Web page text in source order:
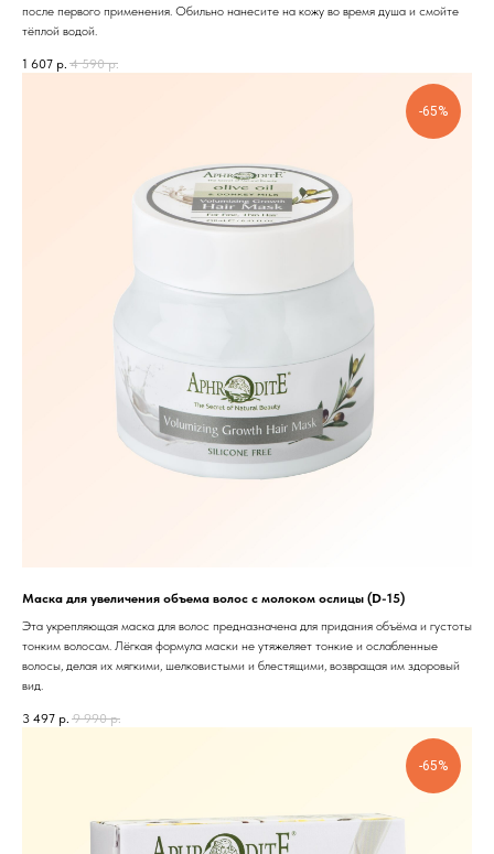
после первого применения. Обильно нанесите на кожу во время душа и смойте
тёплой водой.
1 607 р. 4 590 р.
-65%
Маска для увеличения объема волос с молоком ослицы (D-15)
Эта укрепляющая маска для волос предназначена для придания объёма и густоты
тонким волосам. Лёгкая формула маски не утяжеляет тонкие и ослабленные
волосы, делая их мягкими, шелковистыми и блестящими, возвращая им здоровый
вид.
3 497 р. 9 990 р.
-65%